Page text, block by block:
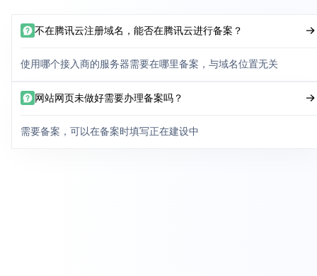
不在腾讯云注册域名，能否在腾讯云进行备案？
使用哪个接入商的服务器需要在哪里备案，与域名位置无关
网站网页未做好需要办理备案吗？
需要备案，可以在备案时填写正在建设中